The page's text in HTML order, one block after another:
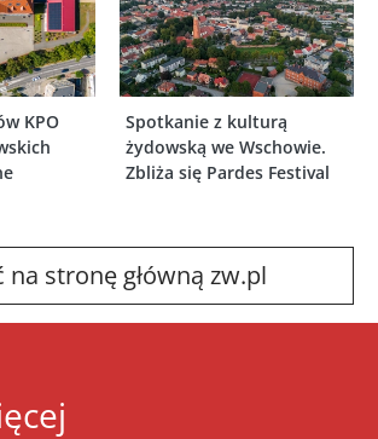
KPO
Spotkanie z kulturą
żydowską we Wschowie.
Zbliża się Pardes Festival
na stronę główną zw.pl